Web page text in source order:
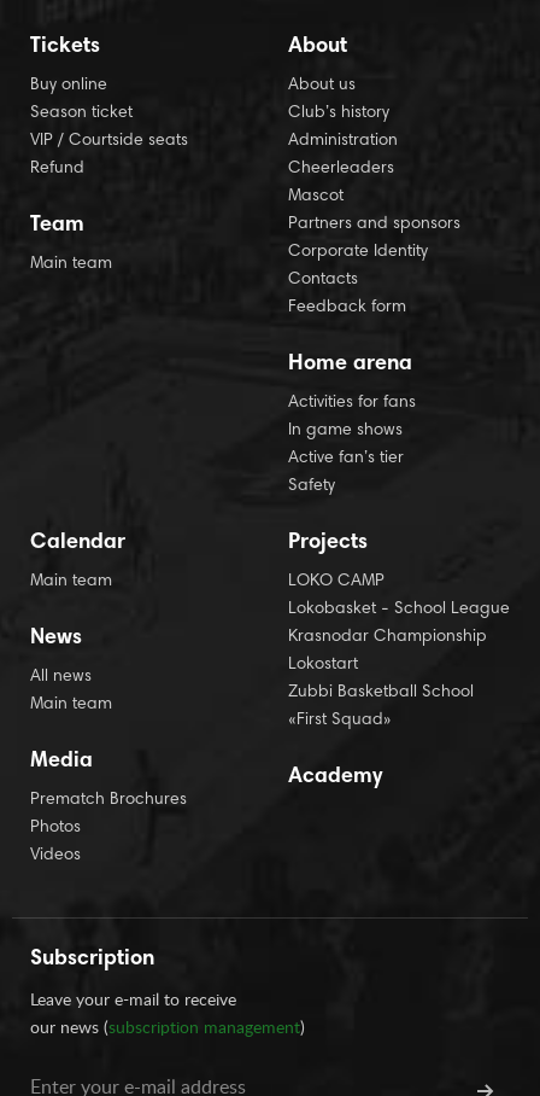
Tickets
Buy online
Season ticket
VIP / Courtside seats
Refund
Team
Main team
About
About us
Club’s history
Administration
Cheerleaders
Mascot
Partners and sponsors
Corporate Identity
Contacts
Feedback form
Home arena
Activities for fans
In game shows
Active fan’s tier
Safety
Calendar
Main team
News
All news
Main team
Media
Prematch Brochures
Photos
Videos
Projects
LOKO CAMP
Lokobasket - School League
Krasnodar Championship
Lokostart
Zubbi Basketball School
«First Squad»
Academy
Subscription
Leave your e-mail to receive
our news (subscription management)